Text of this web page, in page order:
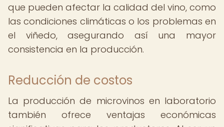
que pueden afectar la calidad del vino, como
las condiciones climáticas o los problemas en
el viñedo, asegurando así una mayor
consistencia en la producción.
Reducción de costos
La producción de microvinos en laboratorio
también ofrece ventajas económicas